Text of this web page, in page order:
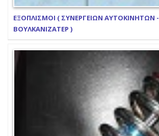
ΕΞΟΠΛΙΣΜΟΙ ( ΣΥΝΕΡΓΕΙΩΝ ΑΥΤΟΚΙΝΗΤΩΝ -
ΒΟΥΛΚΑΝΙΖΑΤΕΡ )